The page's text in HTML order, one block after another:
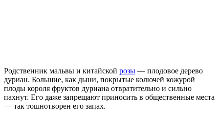
Родственник мальвы и китайской розы — плодовое дерево
дуриан. Большие, как дыни, покрытые колючей кожурой
плоды короля фруктов дуриана отвратительно и сильно
пахнут. Его даже запрещают приносить в общественные места
— так тошнотворен его запах.